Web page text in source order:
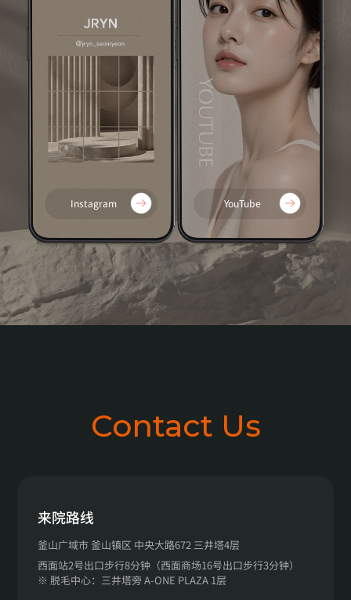
Instagram YouTube
Contact Us
来院路线
釜山广域市 釜山镇区 中央大路672 三井塔4层
西面站2号出口步行8分钟（西面商场16号出口步行3分钟）
※ 脱毛中心：三井塔旁 A-ONE PLAZA 1层